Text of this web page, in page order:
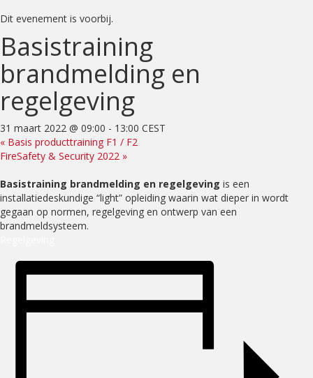
Dit evenement is voorbij.
Basistraining
brandmelding en
regelgeving
31 maart 2022 @ 09:00 - 13:00 CEST
« Basis producttraining F1 / F2
FireSafety & Security 2022 »
Basistraining brandmelding en regelgeving is een
installatiedeskundige “light” opleiding waarin wat dieper in wordt
gegaan op normen, regelgeving en ontwerp van een
brandmeldsysteem.